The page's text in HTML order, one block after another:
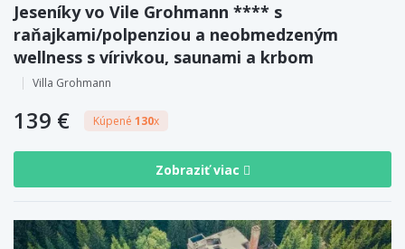
Jeseníky vo Vile Grohmann **** s
raňajkami/polpenziou a neobmedzeným
wellness s vírivkou, saunami a krbom
Villa Grohmann
139 € Kúpené 130x
Zobraziť viac